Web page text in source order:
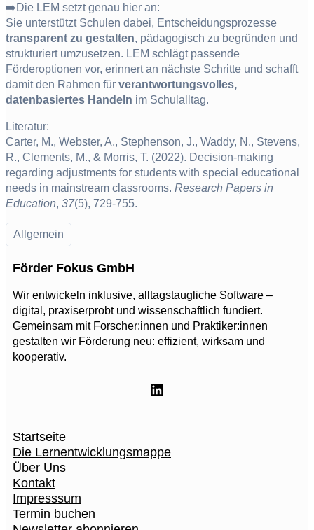
➡️Die LEM setzt genau hier an:
Sie unterstützt Schulen dabei, Entscheidungsprozesse
transparent zu gestalten, pädagogisch zu begründen und
strukturiert umzusetzen. LEM schlägt passende
Förderoptionen vor, erinnert an nächste Schritte und schafft
damit den Rahmen für verantwortungsvolles,
datenbasiertes Handeln im Schulalltag.
Literatur:
Carter, M., Webster, A., Stephenson, J., Waddy, N., Stevens,
R., Clements, M., & Morris, T. (2022). Decision-making
regarding adjustments for students with special educational
needs in mainstream classrooms. Research Papers in
Education, 37(5), 729-755.
Allgemein
Förder Fokus GmbH
Wir entwickeln inklusive, alltagstaugliche Software –
digital, praxiserprobt und wissenschaftlich fundiert.
Gemeinsam mit Forscher:innen und Praktiker:innen
gestalten wir Förderung neu: effizient, wirksam und
kooperativ.
LinkedIn
Startseite
Die Lernentwicklungsmappe
Über Uns
Kontakt
Impresssum
Termin buchen